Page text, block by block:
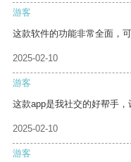
游客
这款软件的功能非常全面，
2025-02-10
游客
这款app是我社交的好帮手，
2025-02-10
游客